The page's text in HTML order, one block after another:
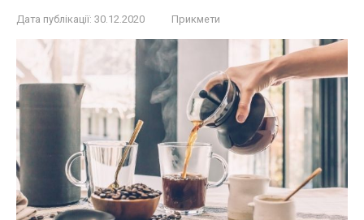
Дата публікації: 30.12.2020 Прикмети